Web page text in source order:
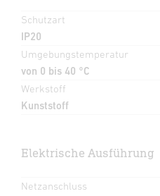
Schutzart
IP20
Umgebungstemperatur
von 0 bis 40 °C
Werkstoff
Kunststoff
Elektrische Ausführung
Netzanschluss